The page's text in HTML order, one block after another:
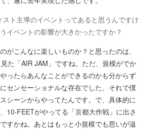
ト主導のイベントってあると思うんですけ
イベントの影響が大きかったですか？
がこんなに楽しいものか？と思ったのは、
た「AIR JAM」ですね。ただ、規模がでか
ったらあんなことができるのかも分からず
にセンセーショナルな存在でした。それで僕
シーンからやってたんです。で、具体的に
10-FEETがやってる「京都大作戦」に出さ
すかね。あとはもっと小規模でも思いが溢